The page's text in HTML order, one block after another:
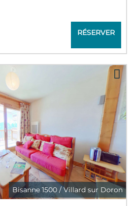
RÉSERVER
Bisanne 1500 / Villard sur Doron